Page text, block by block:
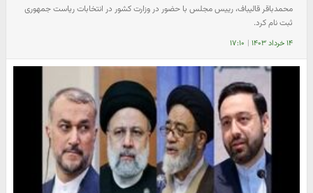
محمدباقر قالیباف، رییس مجلس با حضور در وزارت کشور در انتخابات ریاست جمهوری
ثبت نام کرد.
۱۴ خرداد ۱۴۰۳ | ۱۷:۱۰